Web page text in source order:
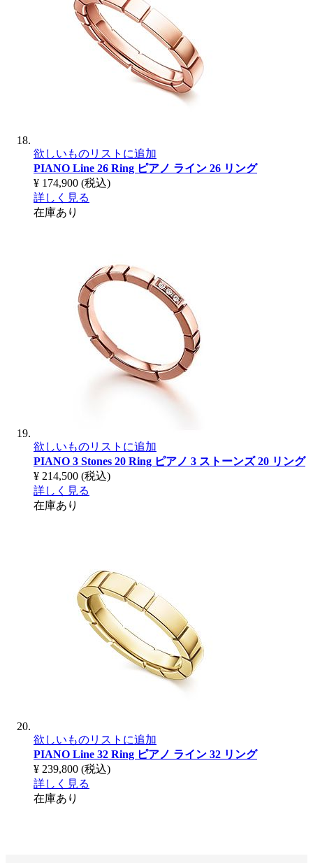
欲しいものリストに追加
PIANO Line 26 Ring ピアノ ライン 26 リング
¥ 174,900 (税込)
詳しく見る
在庫あり
欲しいものリストに追加
PIANO 3 Stones 20 Ring ピアノ 3 ストーンズ 20 リング
¥ 214,500 (税込)
詳しく見る
在庫あり
欲しいものリストに追加
PIANO Line 32 Ring ピアノ ライン 32 リング
¥ 239,800 (税込)
詳しく見る
在庫あり